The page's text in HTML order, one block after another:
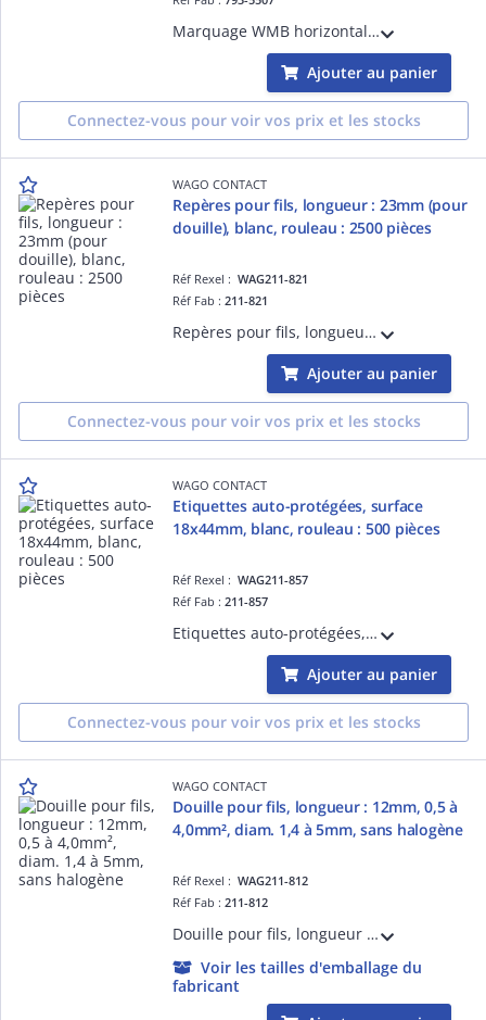
Marquage WMB horizontal extensible 51...100 (2x)
Ajouter au panier
Connectez-vous pour voir vos prix et les stocks
WAGO CONTACT
Repères pour fils, longueur : 23mm (pour
douille), blanc, rouleau : 2500 pièces
Réf Rexel :WAG211-821
Réf Fab :211-821
Repères pour fils, longueur : 23mm (pour douille), blanc, rouleau : 2500 pièces
Ajouter au panier
Connectez-vous pour voir vos prix et les stocks
WAGO CONTACT
Etiquettes auto-protégées, surface
18x44mm, blanc, rouleau : 500 pièces
Réf Rexel :WAG211-857
Réf Fab :211-857
Etiquettes auto-protégées, surface imprimable 18x44mm, blanc, rouleau : 500 pièces
Ajouter au panier
Connectez-vous pour voir vos prix et les stocks
WAGO CONTACT
Douille pour fils, longueur : 12mm, 0,5 à
4,0mm², diam. 1,4 à 5mm, sans halogène
Réf Rexel :WAG211-812
Réf Fab :211-812
Douille pour fils, longueur : 12mm, 0,5 à 4,0mm², diam. 1,4 à 5mm, sans halogène
Voir les tailles d'emballage du
fabricant